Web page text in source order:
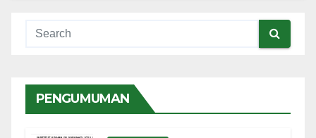
PENGUMUMAN